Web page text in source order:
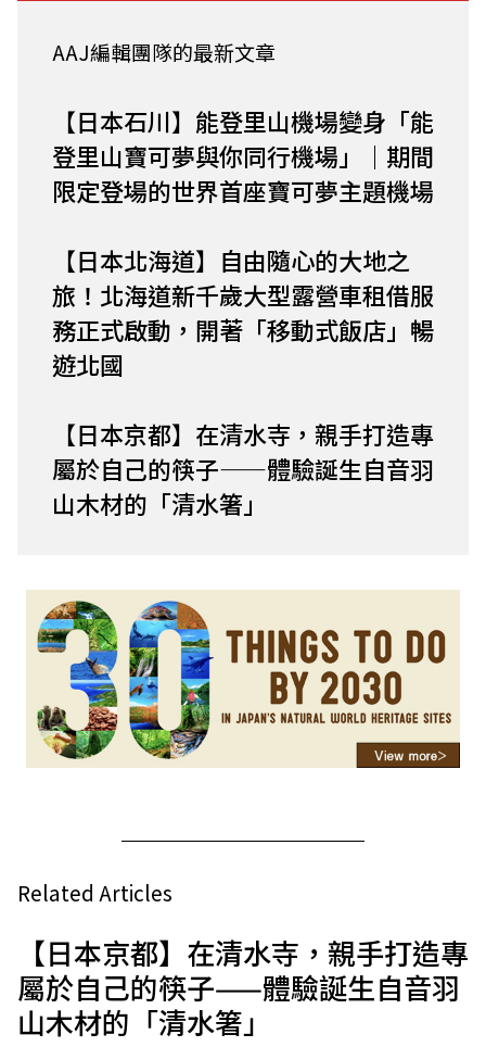
AAJ編輯團隊的最新文章
【日本石川】能登里山機場變身「能
登里山寶可夢與你同行機場」｜期間
限定登場的世界首座寶可夢主題機場
【日本北海道】自由隨心的大地之
旅！北海道新千歲大型露營車租借服
務正式啟動，開著「移動式飯店」暢
遊北國
【日本京都】在清水寺，親手打造專
屬於自己的筷子——體驗誕生自音羽
山木材的「清水箸」
Related Articles
【日本京都】在清水寺，親手打造專
屬於自己的筷子——體驗誕生自音羽
山木材的「清水箸」